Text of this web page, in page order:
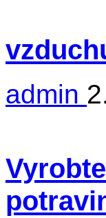
admin